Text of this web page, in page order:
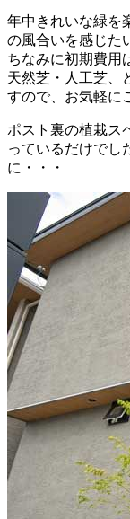
年中きれいな緑を
の風合いを感じた
ちなみに初期費用
天然芝・人工芝、
すので、お気軽に
ポスト裏の植栽ス
っているだけでし
に・・・